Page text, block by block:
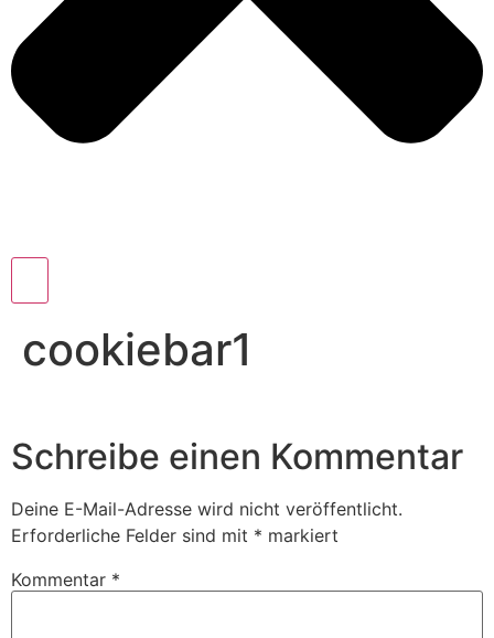
cookiebar1
Schreibe einen Kommentar
Deine E-Mail-Adresse wird nicht veröffentlicht.
Erforderliche Felder sind mit * markiert
Kommentar *